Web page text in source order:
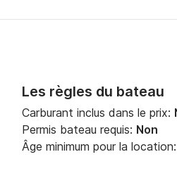
Les règles du bateau
Carburant inclus dans le prix:
Permis bateau requis: Non
Âge minimum pour la location: